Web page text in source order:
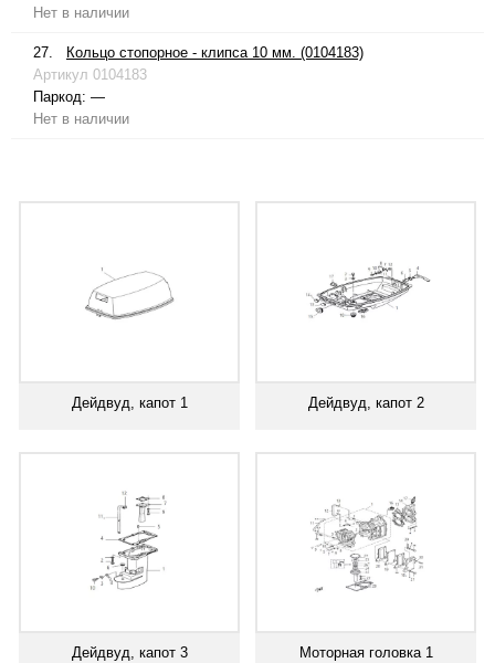
Нет в наличии
27.
Кольцо стопорное - клипса 10 мм. (0104183)
Артикул 0104183
Паркод: —
Нет в наличии
Дейдвуд, капот 1 Дейдвуд, капот 2
Дейдвуд, капот 3 Моторная головка 1